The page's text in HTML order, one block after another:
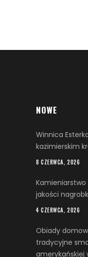
NOWE
Winnica
kazimierskim
8 CZERWCA, 2026
Kamieniarstwo
jakości
4 CZERWCA, 2026
Obiady
tradycyjne
amerykańskiej